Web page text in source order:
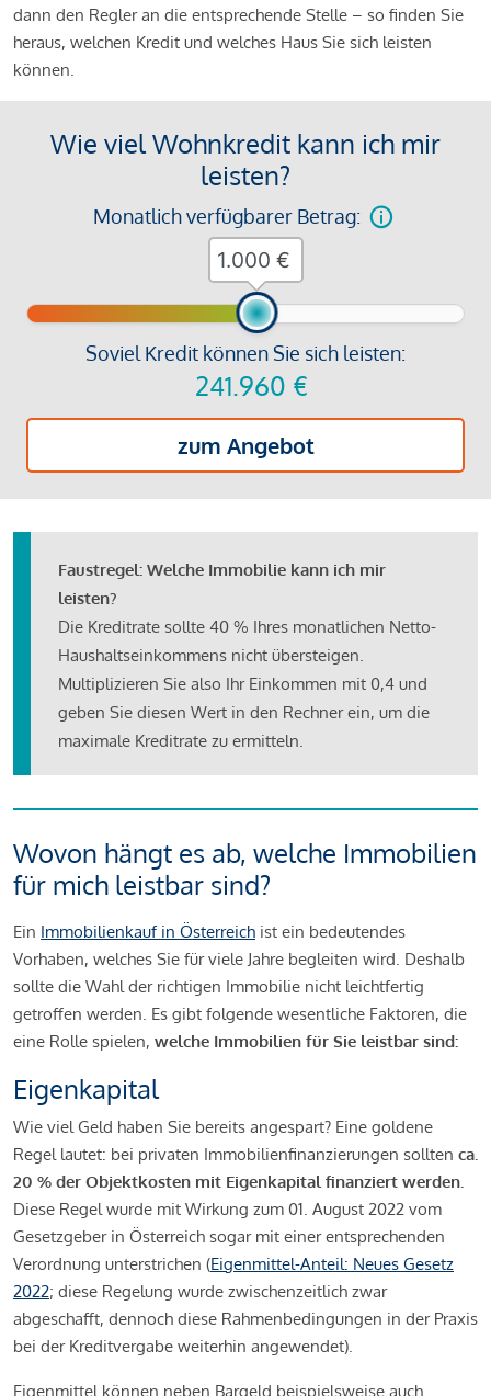
dann den Regler an die entsprechende Stelle – so finden Sie
heraus, welchen Kredit und welches Haus Sie sich leisten
können.
Wie viel Wohnkredit kann ich mir
leisten?
Monatlich verfügbarer Betrag:
Soviel Kredit können Sie sich leisten:
241.960 €
zum Angebot
€
Faustregel: Welche Immobilie kann ich mir
leisten?
Die Kreditrate sollte 40 % Ihres monatlichen Netto-
Haushaltseinkommens nicht übersteigen.
Multiplizieren Sie also Ihr Einkommen mit 0,4 und
geben Sie diesen Wert in den Rechner ein, um die
maximale Kreditrate zu ermitteln.
Wovon hängt es ab, welche Immobilien
für mich leistbar sind?
Ein Immobilienkauf in Österreich ist ein bedeutendes
Vorhaben, welches Sie für viele Jahre begleiten wird. Deshalb
sollte die Wahl der richtigen Immobilie nicht leichtfertig
getroffen werden. Es gibt folgende wesentliche Faktoren, die
eine Rolle spielen, welche Immobilien für Sie leistbar sind:
Eigenkapital
Wie viel Geld haben Sie bereits angespart? Eine goldene
Regel lautet: bei privaten Immobilienfinanzierungen sollten ca.
20 % der Objektkosten mit Eigenkapital finanziert werden.
Diese Regel wurde mit Wirkung zum 01. August 2022 vom
Gesetzgeber in Österreich sogar mit einer entsprechenden
Verordnung unterstrichen (Eigenmittel-Anteil: Neues Gesetz
2022; diese Regelung wurde zwischenzeitlich zwar
abgeschafft, dennoch diese Rahmenbedingungen in der Praxis
bei der Kreditvergabe weiterhin angewendet).
Eigenmittel können neben Bargeld beispielsweise auch